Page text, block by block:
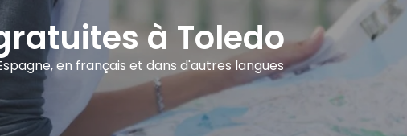
à Toledo
en français et dans d'autres langues